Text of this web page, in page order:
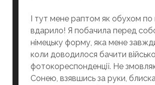
І тут мене раптом як обухом по
вдарило! Я побачила перед
німецьку форму, яка мене
коли доводилося бачити
фотокореспонденції. Не
Сонею, взявшись за руки,